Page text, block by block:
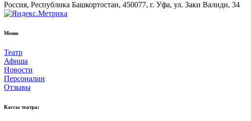
Россия, Республика Башкортостан, 450077, г. Уфа, ул. Заки Валиди, 34
Меню
Театр
Афиша
Новости
Персоналии
Отзывы
Кассы театра: